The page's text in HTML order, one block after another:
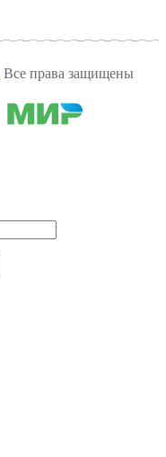
Все права защищены